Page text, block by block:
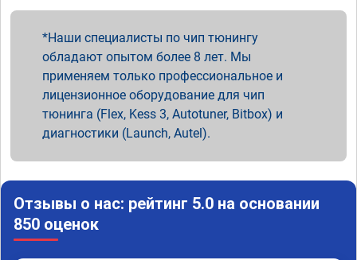
Наши специалисты по чип тюнингу
обладают опытом более 8 лет. Мы
применяем только профессиональное и
лицензионное оборудование для чип
тюнинга (Flex, Kess 3, Autotuner, Bitbox) и
диагностики (Launch, Autel).
Отзывы о нас: рейтинг 5.0 на основании
850 оценок